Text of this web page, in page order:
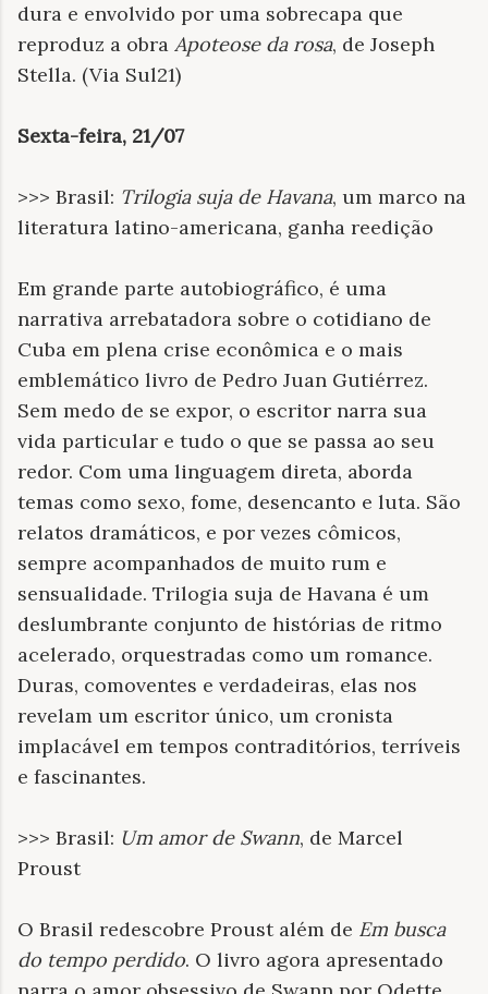
dura e envolvido por uma sobrecapa que
reproduz a obra Apoteose da rosa, de Joseph
Stella. (Via Sul21)
Sexta-feira, 21/07
>>> Brasil: Trilogia suja de Havana, um marco na
literatura latino-americana, ganha reedição
Em grande parte autobiográfico, é uma
narrativa arrebatadora sobre o cotidiano de
Cuba em plena crise econômica e o mais
emblemático livro de Pedro Juan Gutiérrez.
Sem medo de se expor, o escritor narra sua
vida particular e tudo o que se passa ao seu
redor. Com uma linguagem direta, aborda
temas como sexo, fome, desencanto e luta. São
relatos dramáticos, e por vezes cômicos,
sempre acompanhados de muito rum e
sensualidade. Trilogia suja de Havana é um
deslumbrante conjunto de histórias de ritmo
acelerado, orquestradas como um romance.
Duras, comoventes e verdadeiras, elas nos
revelam um escritor único, um cronista
implacável em tempos contraditórios, terríveis
e fascinantes.
>>> Brasil: Um amor de Swann, de Marcel
Proust
O Brasil redescobre Proust além de Em busca
do tempo perdido. O livro agora apresentado